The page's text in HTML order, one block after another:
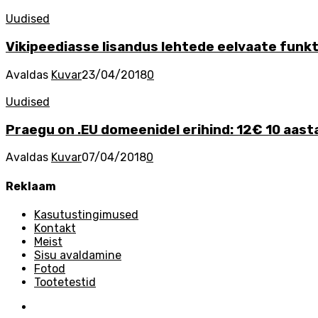
Uudised
Vikipeediasse lisandus lehtede eelvaate
Avaldas Kuvar23/04/20180
Uudised
Praegu on .EU domeenidel erihind: 12€ 10
Avaldas Kuvar07/04/20180
Reklaam
Kasutustingimused
Kontakt
Meist
Sisu avaldamine
Fotod
Tootetestid